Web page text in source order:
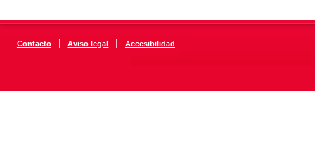
Contacto | Aviso legal | Accesibilidad